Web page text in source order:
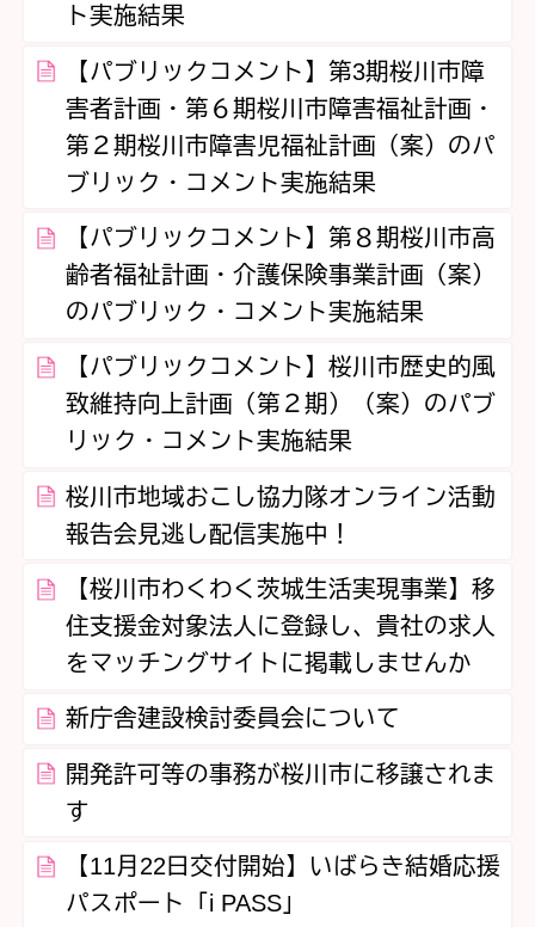
ト実施結果
【パブリックコメント】第3期桜川市障
害者計画・第６期桜川市障害福祉計画・
第２期桜川市障害児福祉計画（案）のパ
ブリック・コメント実施結果
【パブリックコメント】第８期桜川市高
齢者福祉計画・介護保険事業計画（案）
のパブリック・コメント実施結果
【パブリックコメント】桜川市歴史的風
致維持向上計画（第２期）（案）のパブ
リック・コメント実施結果
桜川市地域おこし協力隊オンライン活動
報告会見逃し配信実施中！
【桜川市わくわく茨城生活実現事業】移
住支援金対象法人に登録し、貴社の求人
をマッチングサイトに掲載しませんか
新庁舎建設検討委員会について
開発許可等の事務が桜川市に移譲されま
す
【11月22日交付開始】いばらき結婚応援
パスポート「i PASS」